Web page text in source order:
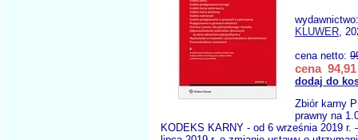
KLUWER,
cena netto:
cena 94,91
dodaj do
Zbiór karny
prawny na
KODEKS KARNY - od 6 września 2019 r.